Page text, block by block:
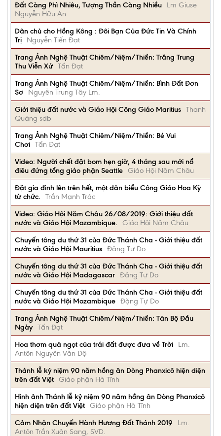
Đất Càng Phì Nhiêu, Tượng Thần Càng Nhiều
Lm Giuse
Nguyễn Hữu An
Dân chủ cho Hồng Kông : Đôi Bạn Của Đức Tin Và Chính
Trị
Nguyễn Tiến Đạt
Trang Ảnh Nghệ Thuật Chiêm/Niệm/Thiền: Trăng Trung
Thu Viễn Xứ Tấn Đạt
Trang Ảnh Nghệ Thuật Chiêm/Niệm/Thiền: Bình Đất Đơn
Sơ
Nguyễn Trung Tây Lm.
Giới thiệu đất nước và Giáo Hội Công Giáo Maritius Thanh
Quảng sdb
Trang Ảnh Nghệ Thuật Chiêm/Niệm/Thiền: Bé Vui
Chơi Tấn Đạt
Video: Người chết đặt bom hẹn giờ, 4 tháng sau mới nổ
điêu đứng tổng giáo phận Seattle Giáo Hội Năm Châu
Đặt gia đình lên trên hết, một dân biểu Công Giáo Hoa Kỳ
từ chức.
Trần Mạnh Trác
Video: Giáo Hội Năm Châu 26/08/2019: Giới thiệu đất
nước và Giáo Hội Mozambique.
Giáo Hội Năm Châu
Chuyến tông du thứ 31 của Đức Thánh Cha - Giới thiệu đất
nước và Giáo Hội Mauritius Đặng Tự Do
Chuyến tông du thứ 31 của Đức Thánh Cha - Giới thiệu đất
nước và Giáo Hội Madagascar Đặng Tự Do
Chuyến tông du thứ 31 của Đức Thánh Cha - Giới thiệu đất
nước và Giáo Hội Mozambique Đặng Tự Do
Trang Ảnh Nghệ Thuật Chiêm/Niệm/Thiền: Tản Bộ Đầu
Ngày Tấn Đạt
Hoa thơm quả ngọt của trái đất được đưa về Trời
Lm.
Antôn Nguyễn Văn Độ
Thánh lễ kỷ niệm 90 năm hồng ân Dòng Phanxicô hiện diện
trên đất Việt Giáo phận Hà Tĩnh
Hình ảnh Thánh lễ kỷ niệm 90 năm hồng ân Dòng Phanxicô
hiện diện trên đất Việt Giáo phận Hà Tĩnh
Cảm Nhận Chuyến Hành Hương Đất Thánh 2019
Lm.
Antôn Trần Xuân Sang, SVD.